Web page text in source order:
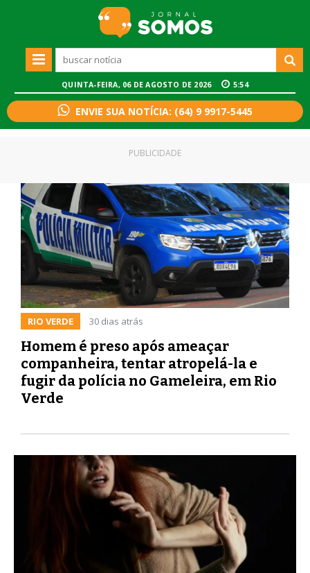
QUINTA-FEIRA, 06 DE AGOSTO DE 2026 5:54
ENVIE SUA NOTÍCIA: (64) 9 9917-5445
RIO VERDE 30 dias atrás
Homem é preso após ameaçar
companheira, tentar atropelá-la e
fugir da polícia no Gameleira, em Rio
Verde
PUBLICIDADE